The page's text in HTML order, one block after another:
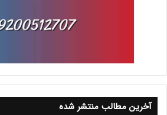
آخرین مطالب منتشر شده